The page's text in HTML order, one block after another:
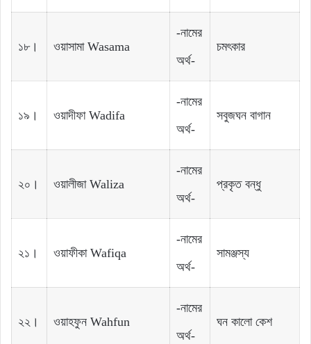
১৮। ওয়াসামা Wasama
-নামের
অর্থ-
চমৎকার
১৯। ওয়াদীফা Wadifa
-নামের
অর্থ-
সবুজঘন বাগান
২০। ওয়ালীজা Waliza
-নামের
অর্থ-
প্রকৃত বন্ধু
২১। ওয়াফীকা Wafiqa
-নামের
অর্থ-
সামঞ্জস্য
২২। ওয়াহফুন Wahfun
-নামের
অর্থ-
ঘন কালো কেশ